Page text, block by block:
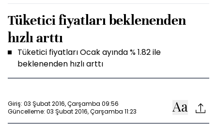
Tüketici fiyatları beklenenden
hızlı arttı
Tüketici fiyatları Ocak ayında % 1.82 ile
beklenenden hızlı arttı
Giriş: 03 Şubat 2016, Çarşamba 09:56
Güncelleme: 03 Şubat 2016, Çarşamba 11:23